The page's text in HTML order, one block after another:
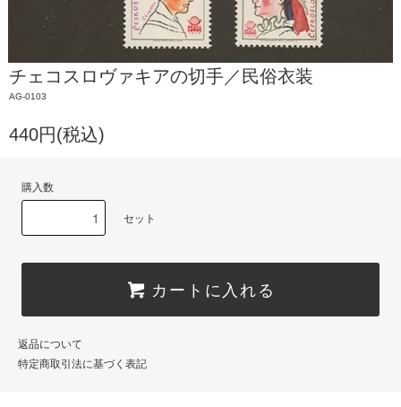
チェコスロヴァキアの切手／民俗衣装
AG-0103
440円(税込)
購入数
セット
カートに入れる
返品について
特定商取引法に基づく表記